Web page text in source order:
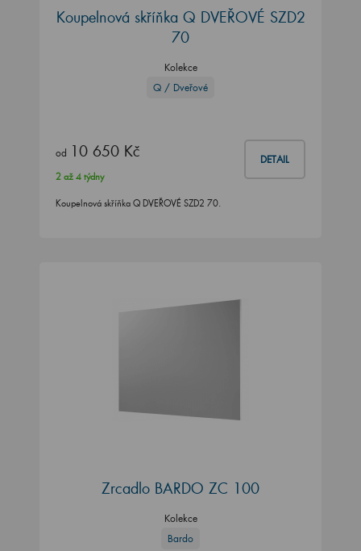
Koupelnová skříňka Q DVEŘOVÉ SZD2
70
Kolekce
Q / Dveřové
od 10 650 Kč DETAIL
2 až 4 týdny
Koupelnová skříňka Q DVEŘOVÉ SZD2 70.
Zrcadlo BARDO ZC 100
Kolekce
Bardo